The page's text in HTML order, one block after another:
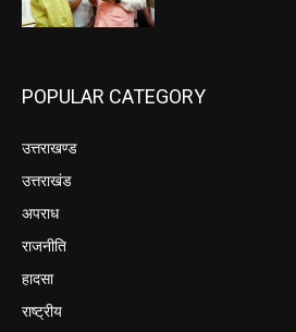
POPULAR CATEGORY
उत्तराखण्ड
उत्तराखंड
अपराध
राजनीति
हादसा
राष्ट्रीय